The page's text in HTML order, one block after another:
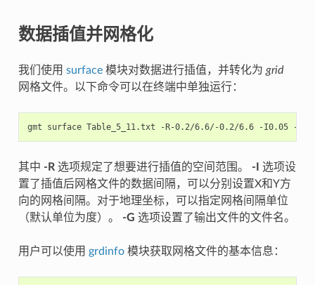
数据插值并网格化
我们使用 surface模块对数据进行插值，并转化为 grid
网格文件。以下命令可以在终端中单独运行：
gmt surface Table_5_11.txt -R-0.2/6.6/-0.2/6.6 -I0.05
其中 -R选项规定了想要进行插值的空间范围。 -I
选项设
置了插值后网格文件的数据间隔，可以分别设置X和Y方
向的网格间隔。对于地理坐标，可以指定网格间隔单位
（默认单位为度）。 -G 选项设置了输出文件的文件名。
用户可以使用 grdinfo模块获取网格文件的基本信息：